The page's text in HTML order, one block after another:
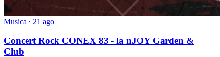
Musica · 21 ago
Concert Rock CONEX 83 - la nJOY Garden &
Club